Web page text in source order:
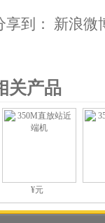
享到： 新浪微
关产品
¥元